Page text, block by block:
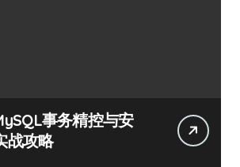
事务精控与安
战攻略